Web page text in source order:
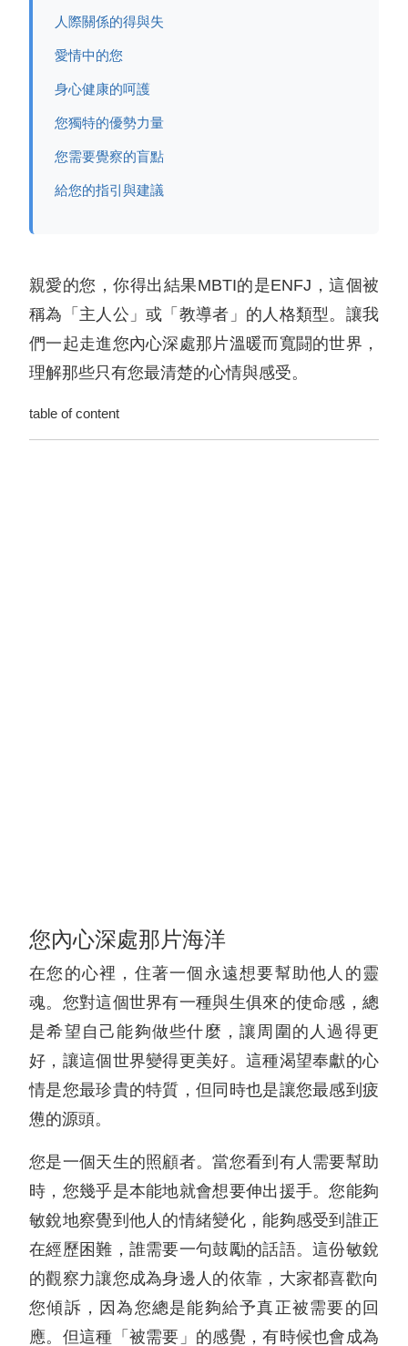
人際關係的得與失
愛情中的您
身心健康的呵護
您獨特的優勢力量
您需要覺察的盲點
給您的指引與建議
親愛的您，你得出結果MBTI的是ENFJ，這個被
稱為「主人公」或「教導者」的人格類型。讓我
們一起走進您內心深處那片溫暖而寬闘的世界，
理解那些只有您最清楚的心情與感受。
table of content
您內心深處那片海洋
在您的心裡，住著一個永遠想要幫助他人的靈
魂。您對這個世界有一種與生俱來的使命感，總
是希望自己能夠做些什麼，讓周圍的人過得更
好，讓這個世界變得更美好。這種渴望奉獻的心
情是您最珍貴的特質，但同時也是讓您最感到疲
憊的源頭。
您是一個天生的照顧者。當您看到有人需要幫助
時，您幾乎是本能地就會想要伸出援手。您能夠
敏銳地察覺到他人的情緒變化，能夠感受到誰正
在經歷困難，誰需要一句鼓勵的話語。這份敏銳
的觀察力讓您成為身邊人的依靠，大家都喜歡向
您傾訴，因為您總是能夠給予真正被需要的回
應。但這種「被需要」的感覺，有時候也會成為